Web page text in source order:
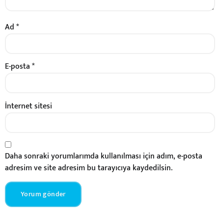
Ad*
E-posta*
İnternet sitesi
Daha sonraki yorumlarımda kullanılması için adım, e-posta
adresim ve site adresim bu tarayıcıya kaydedilsin.